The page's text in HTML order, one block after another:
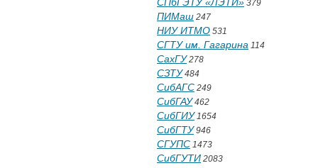
379
ПИМаш 247
НИУ ИТМО 531
СГТУ им. Гагарина 114
СахГУ278
СЗТУ484
СибАГС 249
СибГАУ462
СибГИУ1654
СибГТУ946
СГУПС 1473
СибГУТИ 2083